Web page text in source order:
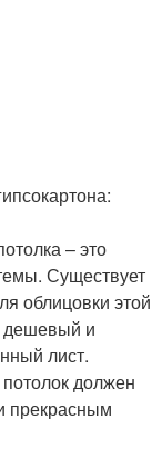
– это
Существует
облицовки этой
дешевый и
лист.
должен
прекрасным